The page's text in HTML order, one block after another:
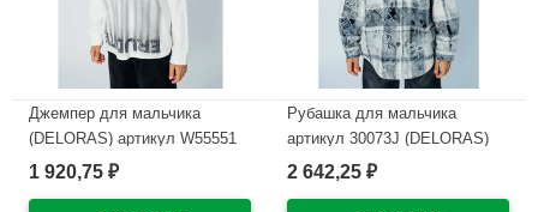
Джемпер для мальчика
(DELORAS) артикул W55551
размер 34/134-44/164 цвет
1 920,75 ₽
Рубашка для мальчика
артикул 30073J (DELORAS)
размер цвет серый
2 642,25 ₽